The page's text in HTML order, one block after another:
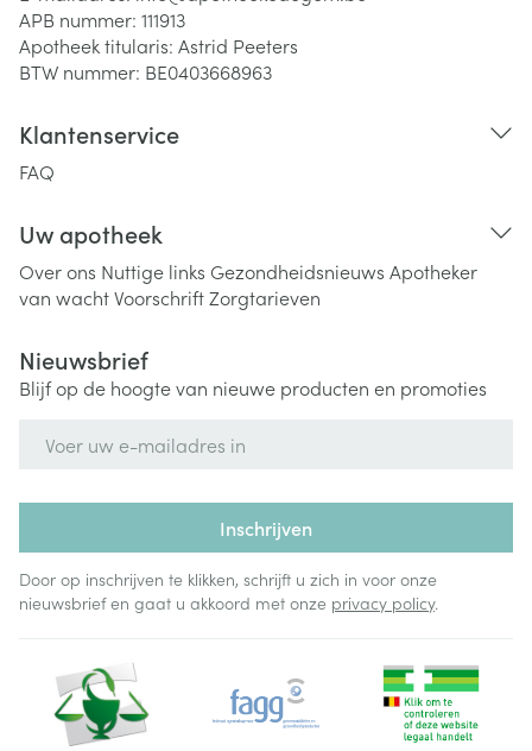
APB nummer: 111913
Apotheek titularis: Astrid Peeters
BTW nummer: BE0403668963
Klantenservice
FAQ
Uw apotheek
Over ons Nuttige links Gezondheidsnieuws Apotheker
van wachtVoorschriftZorgtarieven
Nieuwsbrief
Blijf op de hoogte van nieuwe producten en promoties
Inschrijven
Door op inschrijven te klikken, schrijft u zich in voor onze
nieuwsbrief en gaat u akkoord met onze privacy policy.